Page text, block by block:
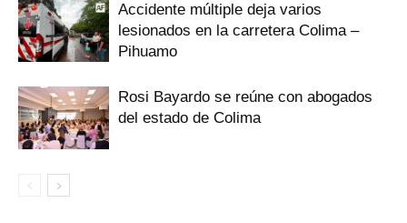
Accidente múltiple deja varios
lesionados en la carretera Colima –
Pihuamo
Rosi Bayardo se reúne con abogados
del estado de Colima